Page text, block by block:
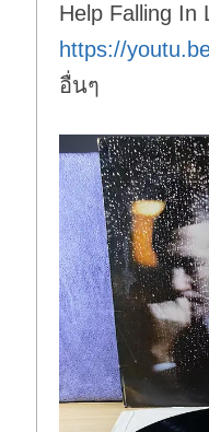
Help Falling In
https://
อื่นๆ